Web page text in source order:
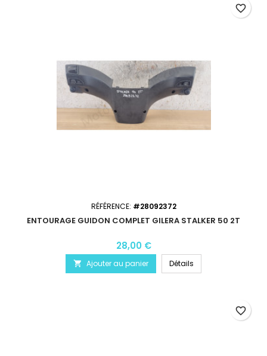
RÉFÉRENCE: #28092372
ENTOURAGE GUIDON COMPLET GILERA STALKER 50 2T
28,00 €
 Ajouter au panier Détails
favorite_border
favorite_border